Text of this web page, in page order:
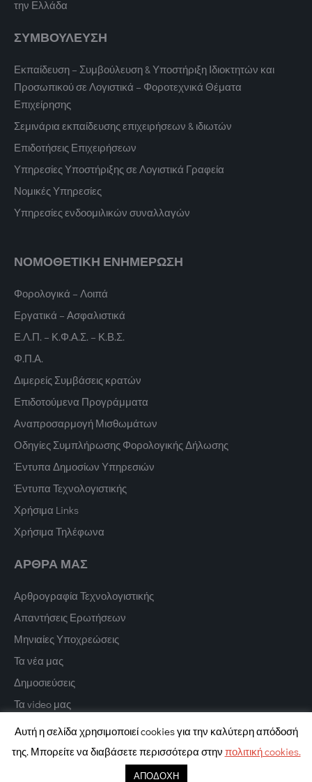
την Ελλάδα
ΣΥΜΒΟΥΛΕΥΣΗ
Εκπαίδευση – Συμβούλευση & Υποστήριξη Ιδιοκτητών και
Προσωπικού σε Λογιστικά – Φοροτεχνικά Θέματα
Επιχείρησης
Σεμινάρια εκπαίδευσης επιχειρήσεων & ιδιωτών
Επιδοτήσεις Επιχειρήσεων
Υπηρεσίες Υποστήριξης σε Λογιστικά Γραφεία
Νομικές Υπηρεσίες
Υπηρεσίες ενδοομιλικών συναλλαγών
ΝΟΜΟΘΕΤΙΚΗ ΕΝΗΜΕΡΩΣΗ
Φορολογικά – Λοιπά
Εργατικά – Ασφαλιστικά
Ε.Λ.Π. – Κ.Φ.Α.Σ. – Κ.Β.Σ.
Φ.Π.Α.
Διμερείς Συμβάσεις κρατών
Επιδοτούμενα Προγράμματα
Αναπροσαρμογή Μισθωμάτων
Οδηγίες Συμπλήρωσης Φορολογικής Δήλωσης
Έντυπα Δημοσίων Υπηρεσιών
Έντυπα Τεχνολογιστικής
Χρήσιμα Links
Χρήσιμα Τηλέφωνα
ΑΡΘΡΑ ΜΑΣ
Αρθρογραφία Τεχνολογιστικής
Απαντήσεις Ερωτήσεων
Μηνιαίες Υποχρεώσεις
Τα νέα μας
Δημοσιεύσεις
Τα video μας
Copyright © 2022 Texnologistiki. All Rights Reserved.
Αυτή η σελίδα χρησιμοποιεί cookies για την καλύτερη απόδοσή
της. Μπορείτε να διαβάσετε περισσότερα στην πολιτική cookies.
ΑΠΟΔΟΧΗ